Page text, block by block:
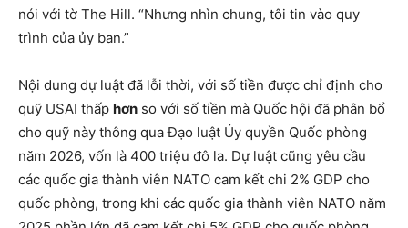
nói với tờ The Hill. “Nhưng nhìn chung, tôi tin vào quy
trình của ủy ban.”
Nội dung dự luật đã lỗi thời, với số tiền được chỉ định cho
quỹ USAI thấp hơn so với số tiền mà Quốc hội đã phân bổ
cho quỹ này thông qua Đạo luật Ủy quyền Quốc phòng
năm 2026, vốn là 400 triệu đô la. Dự luật cũng yêu cầu
các quốc gia thành viên NATO cam kết chi 2% GDP cho
quốc phòng, trong khi các quốc gia thành viên NATO năm